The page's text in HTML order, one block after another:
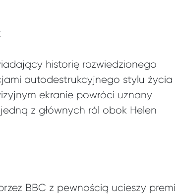
historię rozwiedzionego
autodestrukcyjnego stylu życia
ekranie powróci uznany
z głównych ról obok Helen
BBC z pewnością ucieszy